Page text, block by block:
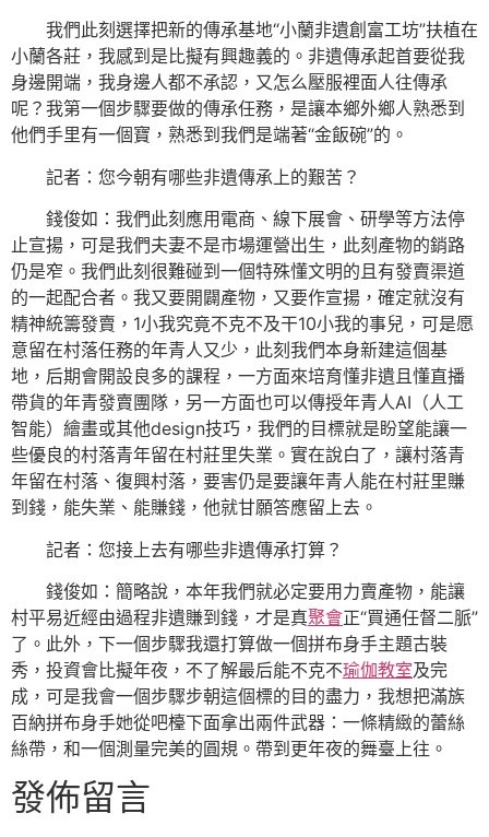
我們此刻選擇把新的傳承基地“小蘭非遺創富工坊”扶植在
小蘭各莊，我感到是比擬有興趣義的。非遺傳承起首要從我
身邊開端，我身邊人都不承認，又怎么壓服裡面人往傳承
呢？我第一個步驟要做的傳承任務，是讓本鄉外鄉人熟悉到
他們手里有一個寶，熟悉到我們是端著“金飯碗”的。
記者：您今朝有哪些非遺傳承上的艱苦？
錢俊如：我們此刻應用電商、線下展會、研學等方法停
止宣揚，可是我們夫妻不是市場運營出生，此刻產物的銷路
仍是窄。我們此刻很難碰到一個特殊懂文明的且有發賣渠道
的一起配合者。我又要開闢產物，又要作宣揚，確定就沒有
精神統籌發賣，1小我究竟不克不及干10小我的事兒，可是愿
意留在村落任務的年青人又少，此刻我們本身新建這個基
地，后期會開設良多的課程，一方面來培育懂非遺且懂直播
帶貨的年青發賣團隊，另一方面也可以傳授年青人AI（人工
智能）繪畫或其他design技巧，我們的目標就是盼望能讓一
些優良的村落青年留在村莊里失業。實在說白了，讓村落青
年留在村落、復興村落，要害仍是要讓年青人能在村莊里賺
到錢，能失業、能賺錢，他就甘願答應留上去。
記者：您接上去有哪些非遺傳承打算？
錢俊如：簡略說，本年我們就必定要用力賣產物，能讓
村平易近經由過程非遺賺到錢，才是真聚會正“買通任督二脈”
了。此外，下一個步驟我還打算做一個拼布身手主題古裝
秀，投資會比擬年夜，不了解最后能不克不瑜伽教室及完
成，可是我會一個步驟步朝這個標的目的盡力，我想把滿族
百納拼布身手她從吧檯下面拿出兩件武器：一條精緻的蕾絲
絲帶，和一個測量完美的圓規。帶到更年夜的舞臺上往。
發佈留言